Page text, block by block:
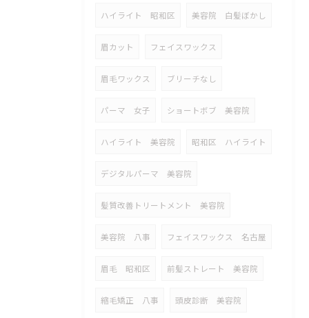
ハイライト 昭和区 美容院 白髪ぼかし
眉カット フェイスワックス
眉毛ワックス ブリーチなし
パーマ 女子 ショートボブ 美容院
ハイライト 美容院 昭和区 ハイライト
デジタルパーマ 美容院
髪質改善トリートメント 美容院
美容院 八事 フェイスワックス 名古屋
眉毛 昭和区 前髪ストレート 美容院
縮毛矯正 八事 頭皮診断 美容院